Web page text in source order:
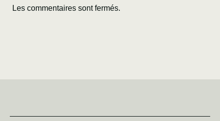
Les commentaires sont fermés.